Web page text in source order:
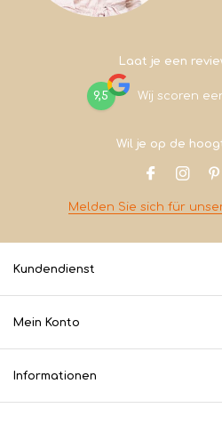
Laat je een
9,5 Wij scoren
Wil je op de
Melden Sie sich für
Kundendienst
Mein Konto
Informationen